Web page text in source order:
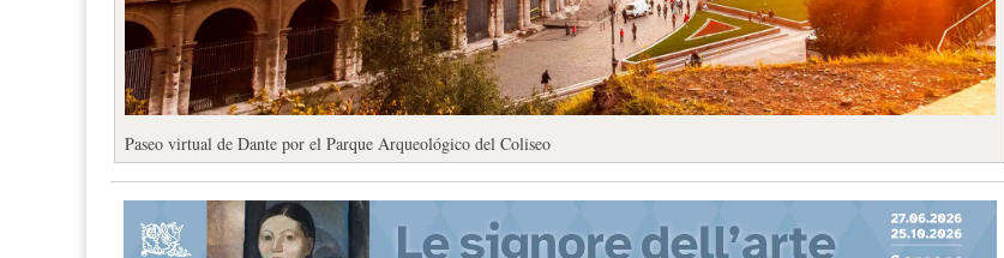
Paseo virtual de Dante por el Parque Arqueológico del Coliseo